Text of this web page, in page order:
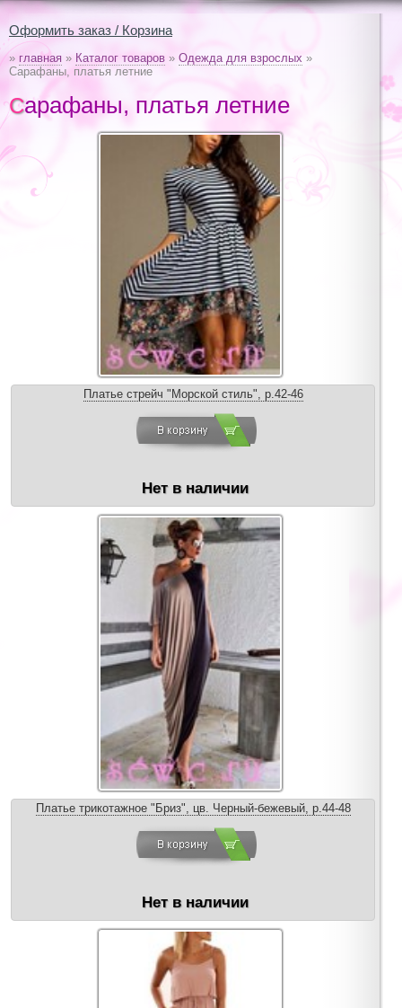
Оформить заказ / Корзина
» главная » Каталог товаров » Одежда для взрослых »
Сарафаны, платья летние
Сарафаны, платья летние
Платье стрейч "Морской стиль", р.42-46
Нет в наличии
Платье трикотажное "Бриз", цв. Черный-бежевый, р.44-48
Нет в наличии